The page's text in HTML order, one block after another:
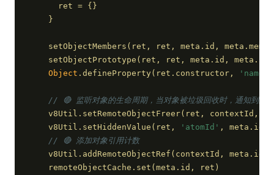
      ret = {}
    }
setObjectMembers(ret, ret, meta.id,
setObjectPrototype(ret, ret, meta.id,
Object .defineProperty(ret.constructor, 'name'
// 🔴 监听对象的生命周期，当对象被垃圾回收时，通知到主
v8Util.setRemoteObjectFreer(ret, contextId,
    v8Util.setHiddenValue(ret,
'atomId' , meta.id)
// 🔴 添加对象引用计数
    v8Util.addRemoteObjectRef(contextId, meta.id)
    remoteObjectCache.set(meta.id, ret)